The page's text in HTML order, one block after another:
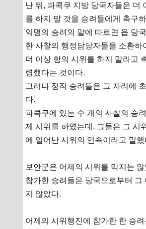
난 뒤, 파콕쿠 지방 당국자들은 더
를 하지 말 것을 승려들에게 촉구
익명의 승려의 말에 따르면 읍 당
한 사찰의 행정담당자들을 소환하
더 이상 항의 시위를 하지 말라고
령했다는 것이다.
그러나 정작 승려들은 그 자리에
다.
파콕쿠에 있는 수 개의 사찰의 승
제 시위를 하였는데, 그들은 그 시
에 일어난 시위의 연속이라고 말했
보안군은 어제의 시위를 막지는 않
참가한 승려들은 당국으로부터 그
지 않았다.
어제의 시위행진에 참가한 한 승려